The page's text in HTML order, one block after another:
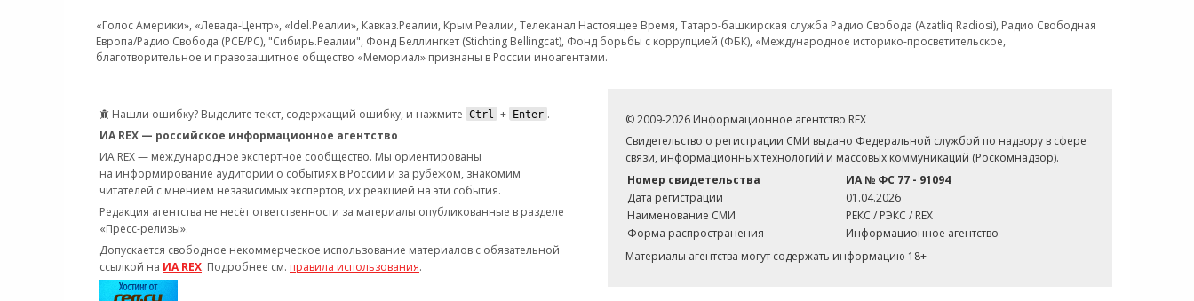
«Голос Америки», «Левада-Центр», «Idel.Реалии», Кавказ.Реалии, Крым.Реалии, Телеканал Настоящее Время, Татаро-башкирская служба Радио Свобода (Azatliq Radiosi), Радио Свободная
Европа/Радио Свобода (PCE/PC), "Сибирь.Реалии", Фонд Беллингкет (Stichting Bellingcat), Фонд борьбы с коррупцией (ФБК), «Международное историко-просветительское,
благотворительное и правозащитное общество «Мемориал» признаны в России иноагентами.
Нашли ошибку? Выделите текст, содержащий ошибку, и нажмите Ctrl + Enter .
ИА REX — российское информационное агентство
ИА REX — международное экспертное сообщество. Мы ориентированы
на информирование аудитории о событиях в России и за рубежом, знакомим
читателей с мнением независимых экспертов, их реакцией на эти события.
Редакция агентства не несёт ответственности за материалы опубликованные в разделе
«Пресс-релизы».
Допускается свободное некоммерческое использование материалов с обязательной
ссылкой на ИА REX. Подробнее см. правила использования.
© 2009-2026 Информационное агентство REX
Свидетельство о регистрации СМИ выдано Федеральной службой по надзору в сфере
связи, информационных технологий и массовых коммуникаций (Роскомнадзор).
Номер свидетельства
ИА № ФС 77 - 91094
Дата регистрации
01.04.2026
Наименование СМИ
РЕКС / РЭКС / REX
Форма распространения
Информационное агентство
Материалы агентства могут содержать информацию 18+